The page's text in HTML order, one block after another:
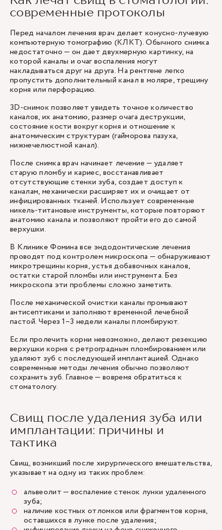
современные протоколы
Перед началом лечения врач делает конусно-лучевую
компьютерную томографию (КЛКТ). Обычного снимка
недостаточно — он дает двухмерную картинку, на
которой каналы и очаг воспаления могут
накладываться друг на друга. На рентгене легко
пропустить дополнительный канал в моляре, трещину
корня или перфорацию.
3D-снимок позволяет увидеть точное количество
каналов, их анатомию, размер очага деструкции,
состояние кости вокруг корня и отношение к
анатомическим структурам (гайморова пазуха,
нижнечелюстной канал).
После снимка врач начинает лечение — удаляет
старую пломбу и кариес, восстанавливает
отсутствующие стенки зуба, создает доступ к
каналам, механически расширяет их и очищает от
инфицированных тканей. Использует современные
никель-титановые инструменты, которые повторяют
анатомию канала и позволяют пройти его до самой
верхушки.
В Клинике Фомина все эндодонтические лечения
проводят под контролем микроскопа — обнаруживают
микротрещины корня, устья добавочных каналов,
остатки старой пломбы или инструмента. Без
микроскопа эти проблемы сложно заметить.
После механической очистки каналы промывают
антисептиками и заполняют временной лечебной
пастой. Через 1–3 недели каналы пломбируют.
Если пролечить корни невозможно, делают резекцию
верхушки корня с ретроградным пломбированием или
удаляют зуб с последующей имплантацией. Однако
современные методы лечения обычно позволяют
сохранить зуб. Главное — вовремя обратиться к
стоматологу.
Свищ после удаления зуба или
имплантации: причины и
тактика
Свищ, возникший после хирургического вмешательства,
указывает на одну из таких проблем:
альвеолит — воспаление стенок лунки удаленного
зуба;
наличие костных отломков или фрагментов корня,
оставшихся в лунке после удаления;